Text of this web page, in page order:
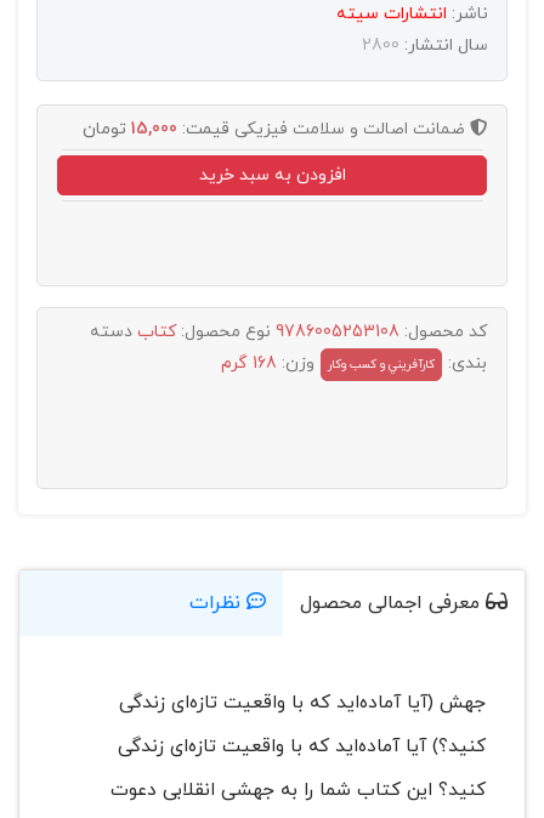
ناشر: انتشارات سيته
سال انتشار: 2800
ضمانت اصالت و سلامت فیزیکی قیمت: 15,000 تومان
افزودن به سبد خرید
کد محصول: 9786005253108 نوع محصول:کتاب دسته
بندی:
کارآفريني و کسب وکار وزن: 168 گرم
معرفی اجمالی محصول نظرات
جهش (آیا آماده‌اید که با واقعیت تازه‌ای زندگی
کنید؟) آیا آماده‌اید که با واقعیت تازه‌ای زندگی
کنید؟ این کتاب شما را به جهشی انقلابی دعوت